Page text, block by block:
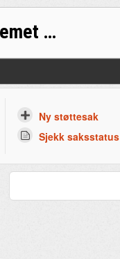
Support for det prøveadministrative systemet (PAD)
Ny støttesak
Sjekk saksstatus